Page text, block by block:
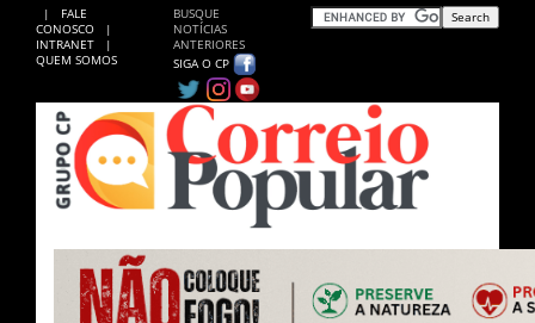
|
FALE
CONOSCO
|
INTRANET
|
QUEM SOMOS
BUSQUE
NOTÍCIAS
ANTERIORES
SIGA O CP